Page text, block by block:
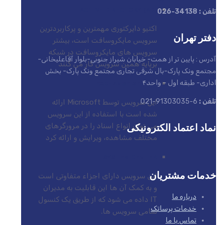
اکتیو دایرکتوری مهمترین و پرکاربردترین
سرویس مایکروسافت است، بیشتر
سرویس های مایکروسافت در شبکه
برپایه همین سرویس کار می کنند
EXCHANGE SERVER
این سرویس توسط Microsoft ارائه
شده است با استفاده از این سرویس
می توان انواع اسناد را در مرورگرهای
مختلف مشاهده، ویرایش و ارائه کرد
این سرویس دارای اجزاء متفاوتی است
و به کمک آن ها این قابلیت به مدیران
IT داده می شود که از طریق یک کنسول
تمامی سرویس ها.
تلفن : 34138-026
دفتر تهران
آدرس : پایین تر از همت- خیابان شیراز جنوبی-بلوار آقاعلیخانی-
مجتمع ونک پارک-بال شرقی تجاری مجتمع ونک پارک- بخش
اداری- طبقه اول – واحد۴
تلفن : 6-91303035-021
نماد اعتماد الکترونیکی
خدمات مشتریان
درباره ما
خدمات پرساتک
تماس با ما